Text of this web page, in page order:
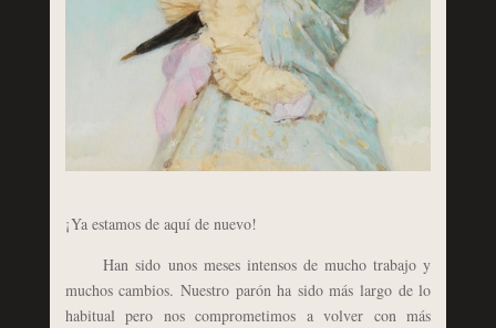
¡Ya estamos de aquí de nuevo!
Han sido unos meses intensos de mucho trabajo y
muchos cambios. Nuestro parón ha sido más largo de lo
habitual pero nos comprometimos a volver con más